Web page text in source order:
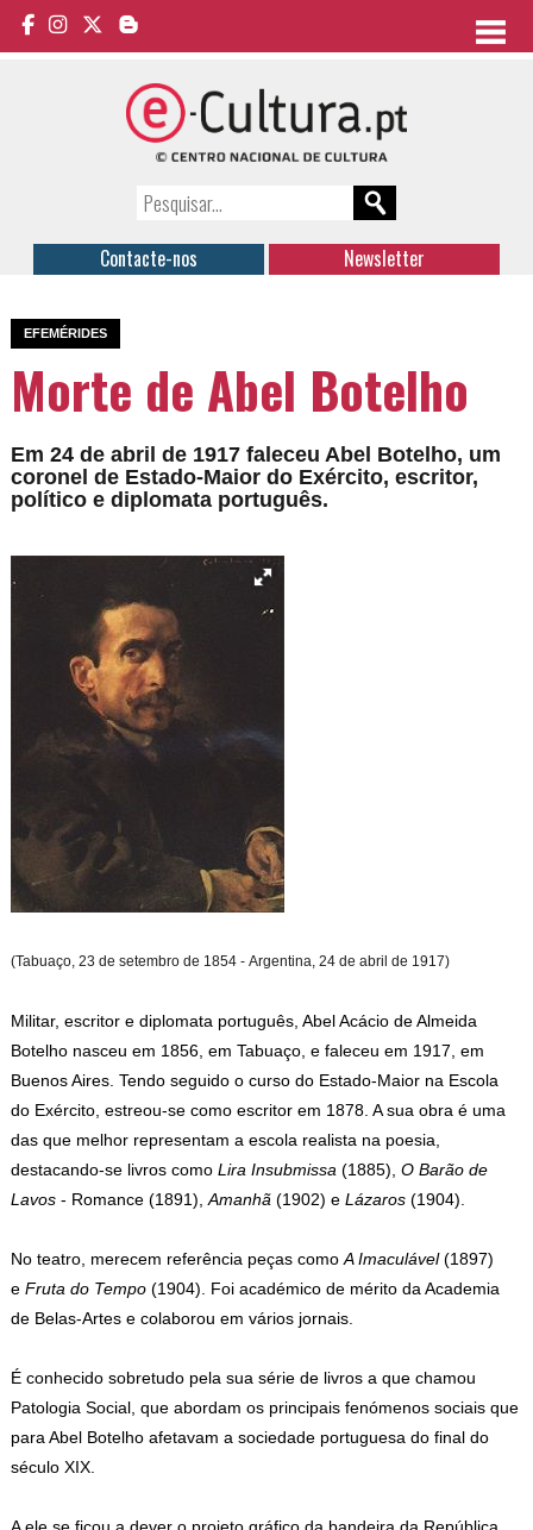
Contacte-nos Newsletter
EFEMÉRIDES
Morte de Abel Botelho
Em 24 de abril de 1917 faleceu Abel Botelho, um
coronel de Estado-Maior do Exército, escritor,
político e diplomata português.
(Tabuaço, 23 de setembro de 1854 - Argentina, 24 de abril de 1917)
Militar, escritor e diplomata português, Abel Acácio de Almeida
Botelho nasceu em 1856, em Tabuaço, e faleceu em 1917, em
Buenos Aires. Tendo seguido o curso do Estado-Maior na Escola
do Exército, estreou-se como escritor em 1878. A sua obra é uma
das que melhor representam a escola realista na poesia,
destacando-se livros comoLira Insubmissa (1885),O Barão de
Lavos - Romance (1891),Amanhã (1902) eLázaros (1904).
No teatro, merecem referência peças comoA Imaculável(1897)
eFruta do Tempo (1904). Foi académico de mérito da Academia
de Belas-Artes e colaborou em vários jornais.
É conhecido sobretudo pela sua série de livros a que chamou
Patologia Social, que abordam os principais fenómenos sociais que
para Abel Botelho afetavam a sociedade portuguesa do final do
século XIX.
A ele se ficou a dever o projeto gráfico da bandeira da República